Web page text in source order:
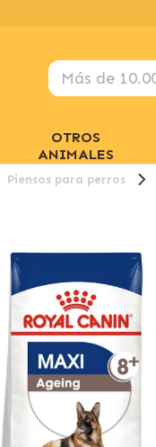
OTROS
ANIMALES
Piensos para perros